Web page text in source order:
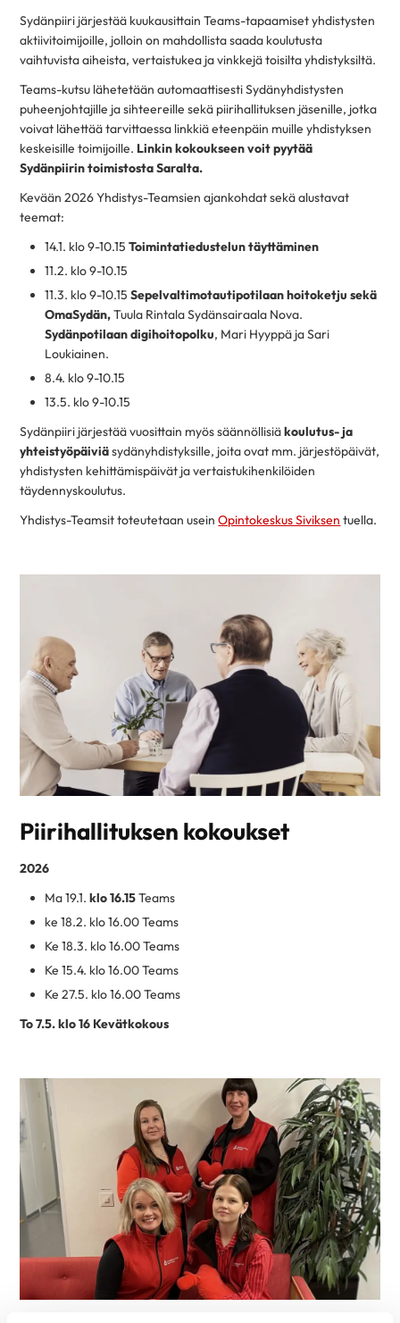
Sydänpiiri järjestää kuukausittain Teams-tapaamiset yhdistysten
aktiivitoimijoille, jolloin on mahdollista saada koulutusta
vaihtuvista aiheista, vertaistukea ja vinkkejä toisilta yhdistyksiltä.
Teams-kutsu lähetetään automaattisesti Sydänyhdistysten
puheenjohtajille ja sihteereille sekä piirihallituksen jäsenille, jotka
voivat lähettää tarvittaessa linkkiä eteenpäin muille yhdistyksen
keskeisille toimijoille. Linkin kokoukseen voit pyytää
Sydänpiirin toimistosta Saralta.
Kevään 2026 Yhdistys-Teamsien ajankohdat sekä alustavat
teemat:
14.1. klo 9-10.15 Toimintatiedustelun täyttäminen
11.2. klo 9-10.15
11.3. klo 9-10.15 Sepelvaltimotautipotilaan hoitoketju sekä
OmaSydän,Tuula Rintala Sydänsairaala Nova.
Sydänpotilaan digihoitopolku, Mari Hyyppä ja Sari
Loukiainen.
8.4. klo 9-10.15
13.5. klo 9-10.15
Sydänpiiri järjestää vuosittain myös säännöllisiäkoulutus- ja
yhteistyöpäiviäsydänyhdistyksille, joita ovat mm. järjestöpäivät,
yhdistysten kehittämispäivät ja vertaistukihenkilöiden
täydennyskoulutus.
Yhdistys-Teamsit toteutetaan useinOpintokeskus Siviksen tuella.
Piirihallituksen kokoukset
2026
Ma 19.1. klo 16.15Teams
ke 18.2. klo 16.00 Teams
Ke 18.3. klo 16.00 Teams
Ke 15.4. klo 16.00 Teams
Ke 27.5. klo 16.00 Teams
To 7.5. klo 16 Kevätkokous